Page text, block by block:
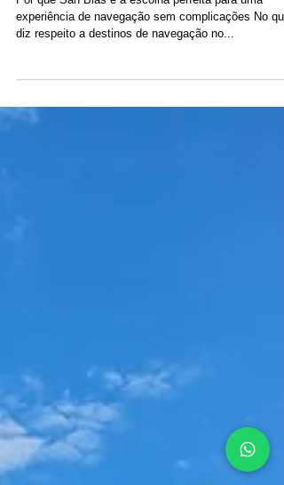
Escapadela Caribenha sem
Estresse
Por que San Blas é a escolha perfeita para uma
diz respeito a destinos de navegação no...